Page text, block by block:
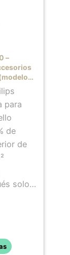
–
para
de
de
solo
que
el
piel y